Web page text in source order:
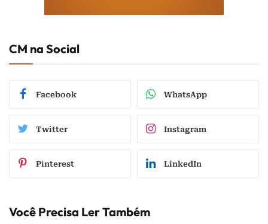
CM na Social
Facebook WhatsApp
Twitter Instagram
Pinterest LinkedIn
Você Precisa Ler Também